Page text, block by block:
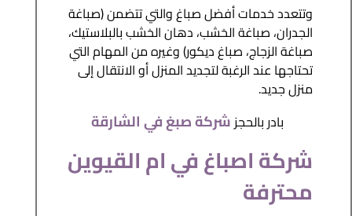
وتتعدد خدمات أفضل صباغ والتي تتضمن (صباغة
الجدران، صباغة الخشب، دهان الخشب بالبلاستيك،
صباغة الزجاج، صباغ ديكور) وغيره من المهام التي
تحتاجها عند الرغبة لتجديد المنزل أو الانتقال إلى
منزل جديد.
بادر بالحجزشركة صبغ في الشارقة
شركة اصباغ في ام القيوين
محترفة